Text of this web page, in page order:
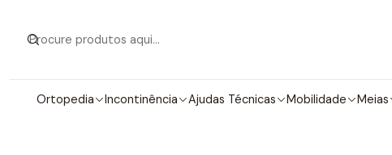
Ortopedia Incontinência Ajudas Técnicas Mobilidade Meias